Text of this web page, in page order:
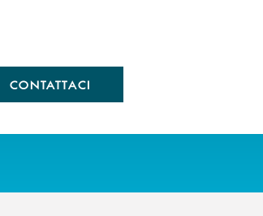
CONTATTACI